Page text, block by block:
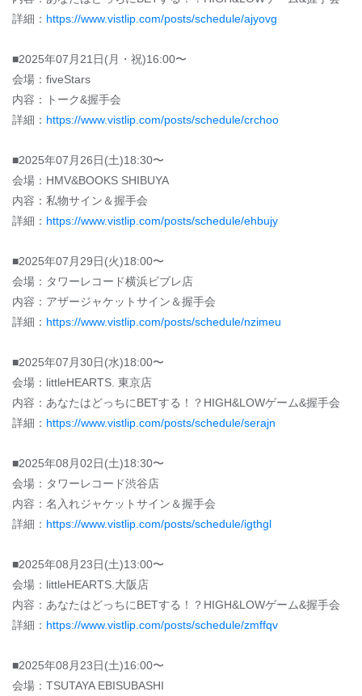
詳細： https://www.vistlip.com/posts/schedule/ajyovg
■2025年07月21日(月・祝)16:00〜
会場：fiveStars
内容：トーク&握手会
詳細： https://www.vistlip.com/posts/schedule/crchoo
■2025年07月26日(土)18:30〜
会場：HMV&BOOKS SHIBUYA
内容：私物サイン＆握手会
詳細： https://www.vistlip.com/posts/schedule/ehbujy
■2025年07月29日(火)18:00〜
会場：タワーレコード横浜ビブレ店
内容：アザージャケットサイン＆握手会
詳細： https://www.vistlip.com/posts/schedule/nzimeu
■2025年07月30日(水)18:00〜
会場：littleHEARTS. 東京店
内容：あなたはどっちにBETする！？HIGH&LOWゲーム&握手会
詳細： https://www.vistlip.com/posts/schedule/serajn
■2025年08月02日(土)18:30〜
会場：タワーレコード渋谷店
内容：名入れジャケットサイン＆握手会
詳細： https://www.vistlip.com/posts/schedule/igthgl
■2025年08月23日(土)13:00〜
会場：littleHEARTS.大阪店
内容：あなたはどっちにBETする！？HIGH&LOWゲーム&握手会
詳細： https://www.vistlip.com/posts/schedule/zmffqv
■2025年08月23日(土)16:00〜
会場：TSUTAYA EBISUBASHI